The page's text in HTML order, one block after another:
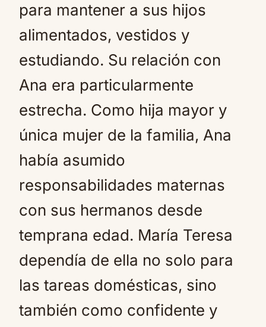
para mantener a sus hijos
alimentados, vestidos y
estudiando. Su relación con
Ana era particularmente
estrecha. Como hija mayor y
única mujer de la familia, Ana
había asumido
responsabilidades maternas
con sus hermanos desde
temprana edad. María Teresa
dependía de ella no solo para
las tareas domésticas, sino
también como confidente y